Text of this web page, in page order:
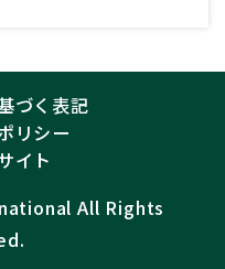
づく表記
リシー
イト
All Rights